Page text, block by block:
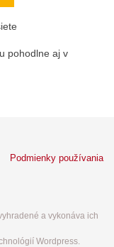
pohodlne aj v
Podmienky používania
a vykonáva ich
Wordpress.